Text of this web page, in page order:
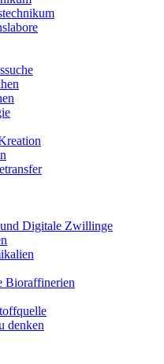
Digitale Zwillinge
Bioraffinerien
denken